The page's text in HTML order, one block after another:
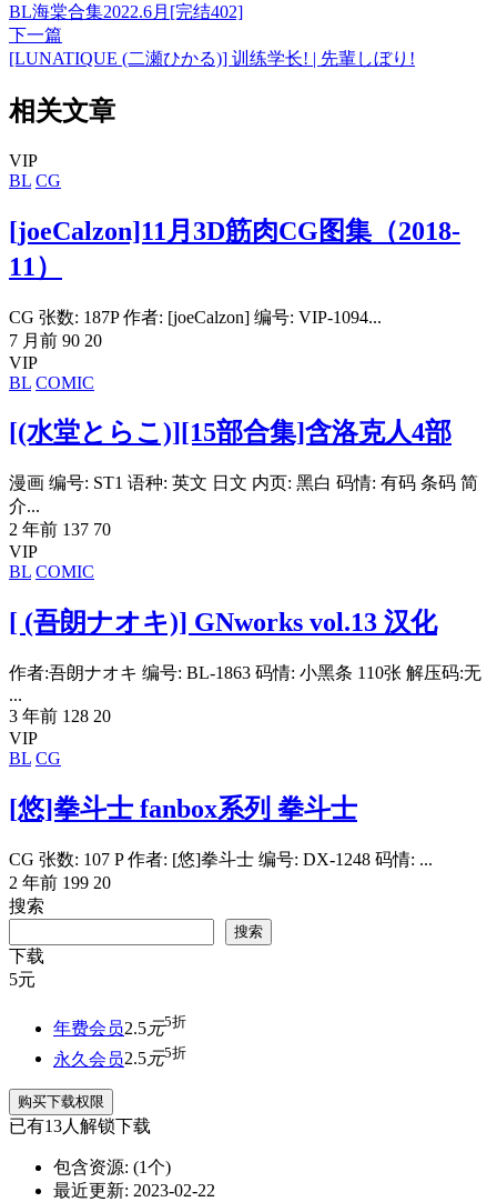
BL海棠合集2022.6月[完结402]
下一篇
[LUNATIQUE (二瀬ひかる)] 训练学长! | 先輩しぼり!
相关文章
VIP
BL CG
[joeCalzon]11月3D筋肉CG图集（2018-
11）
CG 张数: 187P 作者: [joeCalzon] 编号: VIP-1094...
7 月前 90 20
VIP
BL COMIC
[(水堂とらこ)][15部合集]含洛克人4部
漫画 编号: ST1 语种: 英文 日文 内页: 黑白 码情: 有码 条码 简
介...
2 年前 137 70
VIP
BL COMIC
[ (吾朗ナオキ)] GNworks vol.13 汉化
作者:吾朗ナオキ 编号: BL-1863 码情: 小黑条 110张 解压码:无
...
3 年前 128 20
VIP
BL CG
[悠]拳斗士 fanbox系列 拳斗士
CG 张数: 107 P 作者: [悠]拳斗士 编号: DX-1248 码情: ...
2 年前 199 20
搜索
搜索
下载
5元
年费会员2.5元5折
永久会员2.5元5折
购买下载权限
已有13人解锁下载
包含资源: (1个)
最近更新: 2023-02-22